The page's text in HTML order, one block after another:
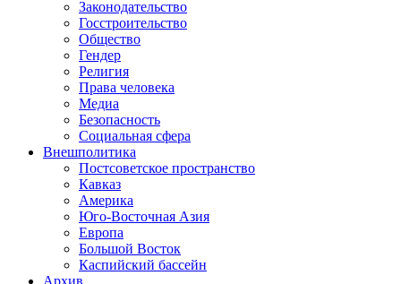
Законодательство
Госстроительство
Общество
Гендер
Религия
Права человека
Медиа
Безопасность
Социальная сфера
Внешполитика
Постсоветское пространство
Кавказ
Америка
Юго-Восточная Азия
Европа
Большой Восток
Каспийский бассейн
Архив